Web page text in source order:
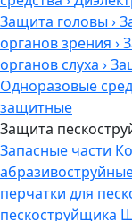
Защита головы ›
органов зрения ›
органов слуха ›
Одноразовые
защитные
Защита
Запасные части
перчатки для
пескоструйщика